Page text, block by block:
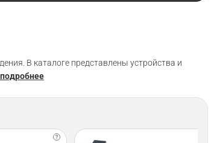
В каталоге представлены устройства и